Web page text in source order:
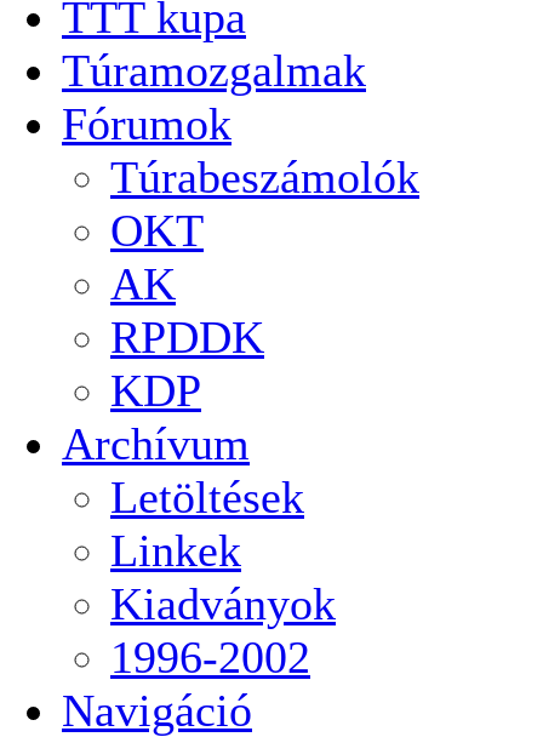
TTT kupa
Túramozgalmak
Fórumok
Túrabeszámolók
OKT
AK
RPDDK
KDP
Archívum
Letöltések
Linkek
Kiadványok
1996-2002
Navigáció